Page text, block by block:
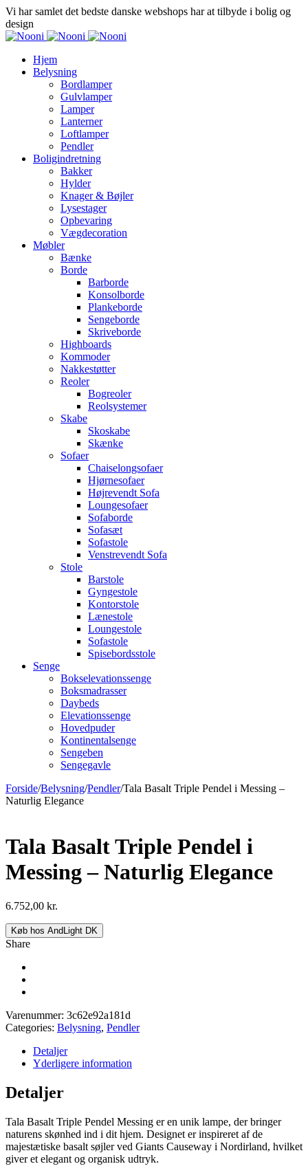
Vi har samlet det bedste danske webshops har at tilbyde i bolig og
design
Hjem
Belysning
Bordlamper
Gulvlamper
Lamper
Lanterner
Loftlamper
Pendler
Boligindretning
Bakker
Hylder
Knager & Bøjler
Lysestager
Opbevaring
Vægdecoration
Møbler
Bænke
Borde
Barborde
Konsolborde
Plankeborde
Sengeborde
Skriveborde
Highboards
Kommoder
Nakkestøtter
Reoler
Bogreoler
Reolsystemer
Skabe
Skoskabe
Skænke
Sofaer
Chaiselongsofaer
Hjørnesofaer
Højrevendt Sofa
Loungesofaer
Sofaborde
Sofasæt
Sofastole
Venstrevendt Sofa
Stole
Barstole
Gyngestole
Kontorstole
Lænestole
Loungestole
Sofastole
Spisebordsstole
Senge
Bokselevationssenge
Boksmadrasser
Daybeds
Elevationssenge
Hovedpuder
Kontinentalsenge
Sengeben
Sengegavle
Forside/Belysning/Pendler/Tala Basalt Triple Pendel i Messing –
Naturlig Elegance
Tala Basalt Triple Pendel i
Messing – Naturlig Elegance
6.752,00 kr.
Køb hos AndLight DK
Share
Varenummer: 3c62e92a181d
Categories: Belysning, Pendler
Detaljer
Yderligere information
Detaljer
Tala Basalt Triple Pendel Messing er en unik lampe, der bringer
naturens skønhed ind i dit hjem. Designet er inspireret af de
majestætiske basalt søjler ved Giants Causeway i Nordirland, hvilket
giver et elegant og organisk udtryk.